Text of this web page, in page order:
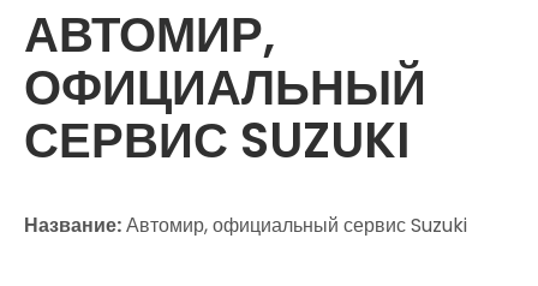
АВТОМИР,
ОФИЦИАЛЬНЫЙ
СЕРВИС SUZUKI
Название:Автомир, официальный сервис Suzuki